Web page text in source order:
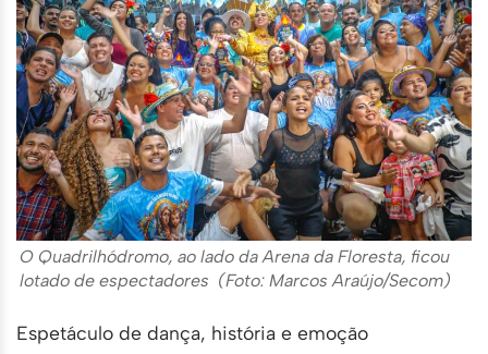
O Quadrilhódromo, ao lado da Arena da Floresta, ficou
lotado de espectadores (Foto: Marcos Araújo/Secom)
Espetáculo de dança, história e emoção